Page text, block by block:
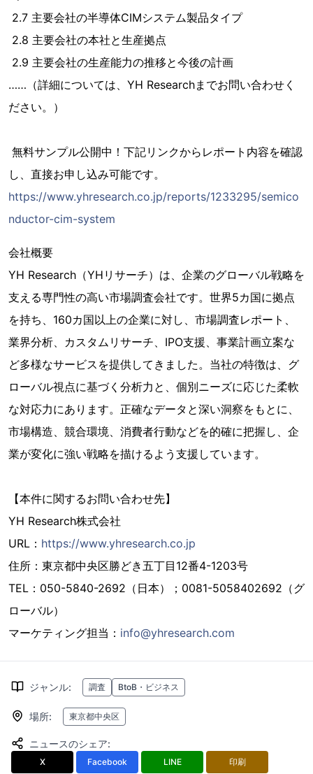
2.7 主要会社の半導体CIMシステム製品タイプ
2.8 主要会社の本社と生産拠点
2.9 主要会社の生産能力の推移と今後の計画
……（詳細については、YH Researchまでお問い合わせく
ださい。）
無料サンプル公開中！下記リンクからレポート内容を確認
し、直接お申し込み可能です。
https://www.yhresearch.co.jp/reports/1233295/semico
nductor-cim-system
会社概要
YH Research（YHリサーチ）は、企業のグローバル戦略を
支える専門性の高い市場調査会社です。世界5カ国に拠点
を持ち、160カ国以上の企業に対し、市場調査レポート、
業界分析、カスタムリサーチ、IPO支援、事業計画立案な
ど多様なサービスを提供してきました。当社の特徴は、グ
ローバル視点に基づく分析力と、個別ニーズに応じた柔軟
な対応力にあります。正確なデータと深い洞察をもとに、
市場構造、競合環境、消費者行動などを的確に把握し、企
業が変化に強い戦略を描けるよう支援しています。
【本件に関するお問い合わせ先】
YH Research株式会社
URL： https://www.yhresearch.co.jp
住所：東京都中央区勝どき五丁目12番4-1203号
TEL：050-5840-2692（日本）；0081-5058402692（グ
ローバル）
マーケティング担当： info@yhresearch.com
ジャンル: 調査 BtoB・ビジネス
場所: 東京都中央区
ニュースのシェア:
X Facebook LINE 印刷